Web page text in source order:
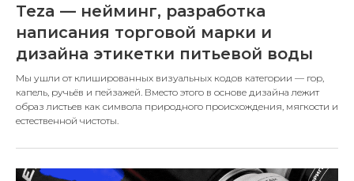
Teza — нейминг, разработка
написания торговой марки и
дизайна этикетки питьевой воды
Мы ушли от клишированных визуальных кодов категории — гор,
капель, ручьёв и пейзажей. Вместо этого в основе дизайна лежит
образ листьев как символа природного происхождения, мягкости и
естественной чистоты.